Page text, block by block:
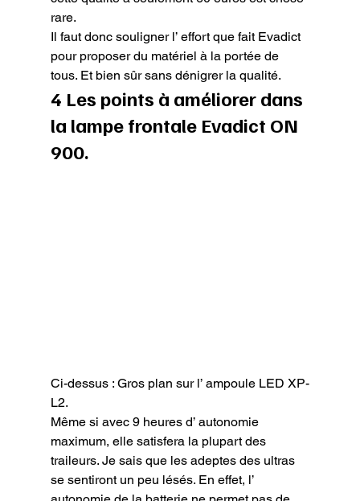
rare.
Il faut donc souligner l’ effort que fait Evadict
pour proposer du matériel à la portée de
tous. Et bien sûr sans dénigrer la qualité.
4 Les points à améliorer dans
la lampe frontale Evadict ON
900.
Ci-dessus : Gros plan sur l’ ampoule LED XP-
L2.
Même si avec 9 heures d’ autonomie
maximum, elle satisfera la plupart des
traileurs. Je sais que les adeptes des ultras
se sentiront un peu lésés. En effet, l’